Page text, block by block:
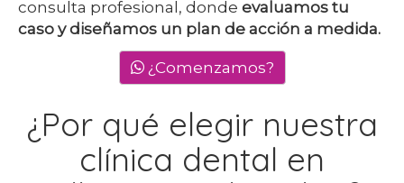
consulta profesional, donde evaluamos tu
caso y diseñamos un plan de acción a medida.
¿Comenzamos?
¿Por qué elegir nuestra
clínica dental en